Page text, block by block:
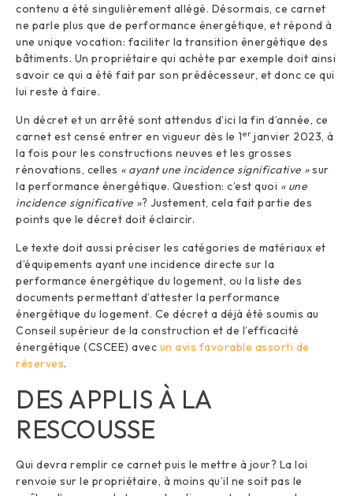
contenu a été singulièrement allégé. Désormais, ce carnet
ne parle plus que de performance énergétique, et répond à
une unique vocation: faciliter la transition énergétique des
bâtiments. Un propriétaire qui achète par exemple doit ainsi
savoir ce qui a été fait par son prédécesseur, et donc ce qui
lui reste à faire.
Un décret et un arrêté sont attendus d’ici la fin d’année, ce
carnet est censé entrer en vigueur dès le 1er janvier 2023, à
la fois pour les constructions neuves et les grosses
rénovations, celles « ayant une incidence significative »sur
la performance énergétique. Question: c’est quoi « une
incidence significative »? Justement, cela fait partie des
points que le décret doit éclaircir.
Le texte doit aussi préciser les catégories de matériaux et
d’équipements ayant une incidence directe sur la
performance énergétique du logement, ou la liste des
documents permettant d’attester la performance
énergétique du logement. Ce décret a déjà été soumis au
Conseil supérieur de la construction et de l’efficacité
énergétique (CSCEE) avec un avis favorable assorti de
réserves.
DES APPLIS À LA
RESCOUSSE
Qui devra remplir ce carnet puis le mettre à jour? La loi
renvoie sur le propriétaire, à moins qu’il ne soit pas le